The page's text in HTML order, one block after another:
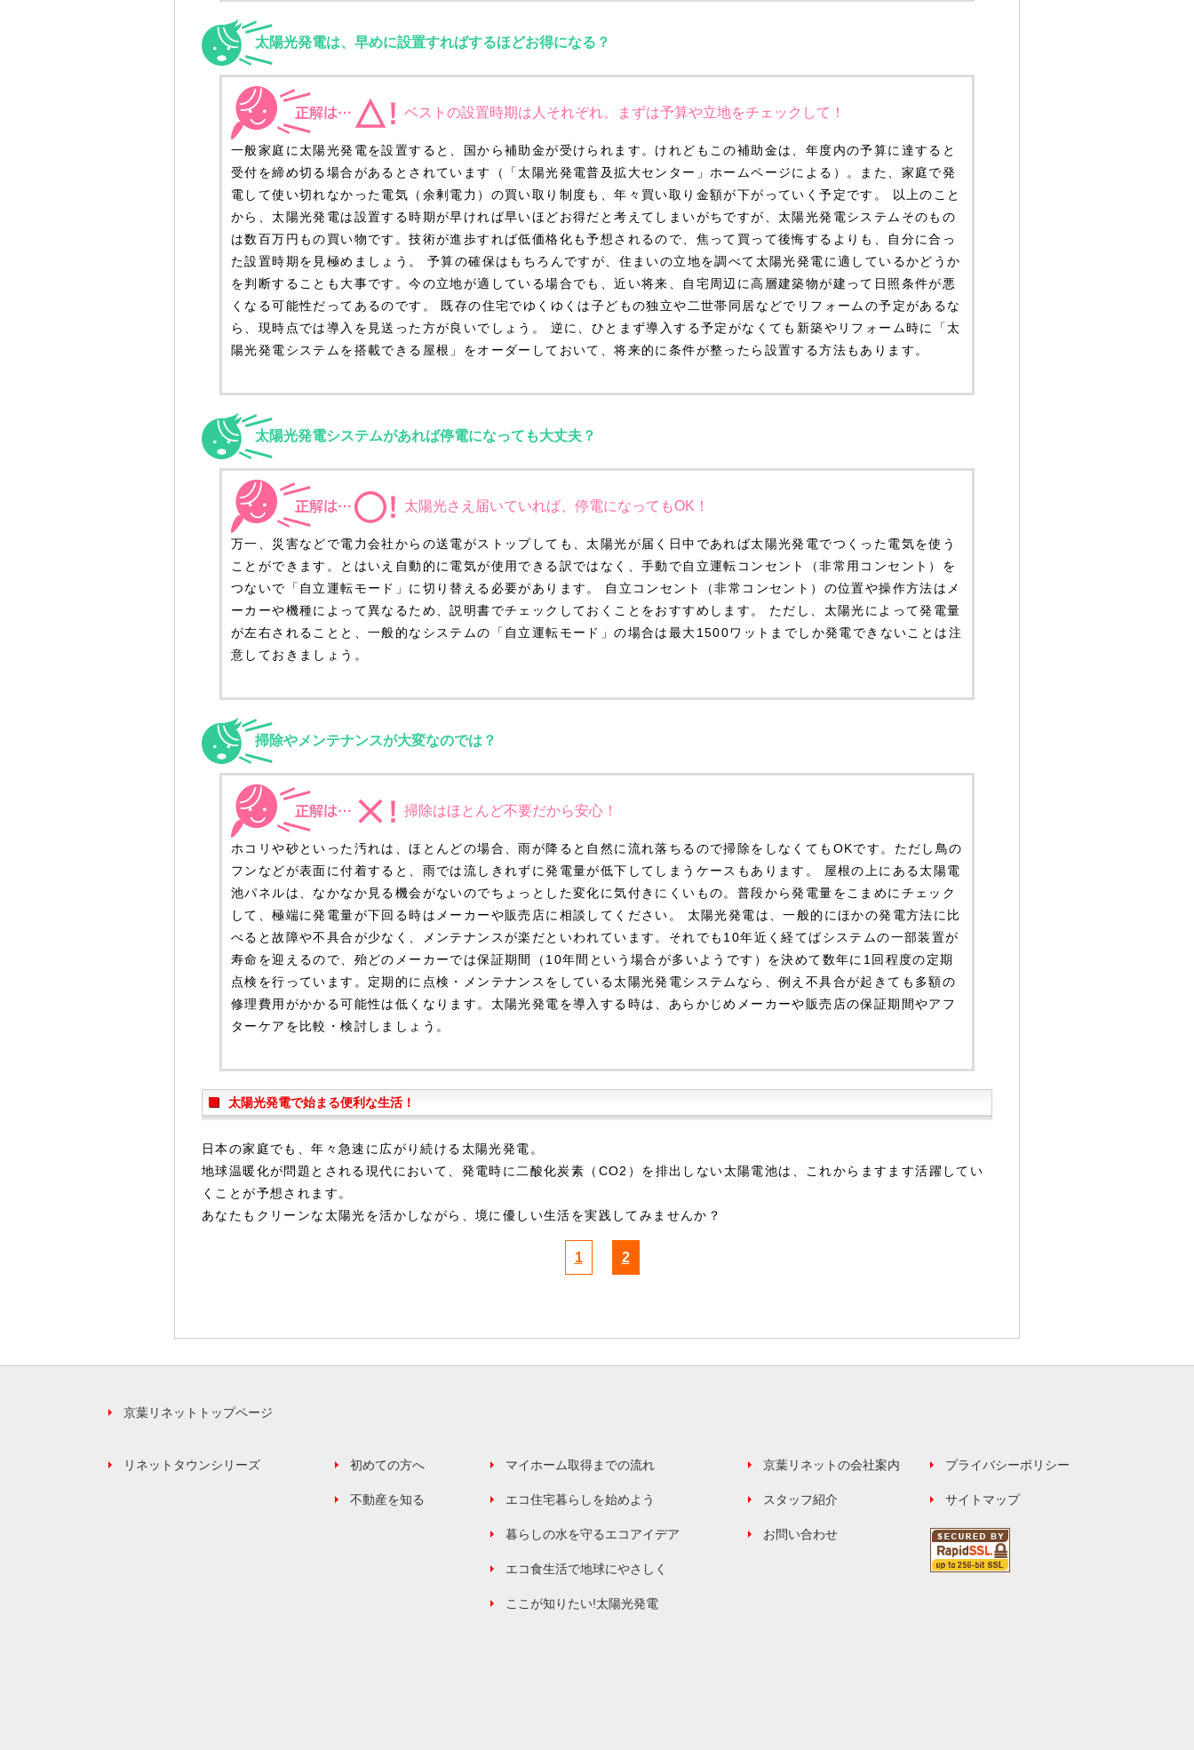
太陽光発電は、早めに設置すればするほどお得になる？
ベストの設置時期は人それぞれ。まずは予算や立地をチェックして！
一般家庭に太陽光発電を設置すると、国から補助金が受けられます。けれどもこの補助金は、年度内の予算に達すると
受付を締め切る場合があるとされています（「太陽光発電普及拡大センター」ホームページによる）。また、家庭で発
電して使い切れなかった電気（余剰電力）の買い取り制度も、年々買い取り金額が下がっていく予定です。 以上のこと
から、太陽光発電は設置する時期が早ければ早いほどお得だと考えてしまいがちですが、太陽光発電システムそのもの
は数百万円もの買い物です。技術が進歩すれば低価格化も予想されるので、焦って買って後悔するよりも、自分に合っ
た設置時期を見極めましょう。 予算の確保はもちろんですが、住まいの立地を調べて太陽光発電に適しているかどうか
を判断することも大事です。今の立地が適している場合でも、近い将来、自宅周辺に高層建築物が建って日照条件が悪
くなる可能性だってあるのです。 既存の住宅でゆくゆくは子どもの独立や二世帯同居などでリフォームの予定があるな
ら、現時点では導入を見送った方が良いでしょう。 逆に、ひとまず導入する予定がなくても新築やリフォーム時に「太
陽光発電システムを搭載できる屋根」をオーダーしておいて、将来的に条件が整ったら設置する方法もあります。
太陽光発電システムがあれば停電になっても大丈夫？
太陽光さえ届いていれば、停電になってもOK！
万一、災害などで電力会社からの送電がストップしても、太陽光が届く日中であれば太陽光発電でつくった電気を使う
ことができます。とはいえ自動的に電気が使用できる訳ではなく、手動で自立運転コンセント（非常用コンセント）を
つないで「自立運転モード」に切り替える必要があります。 自立コンセント（非常コンセント）の位置や操作方法はメ
ーカーや機種によって異なるため、説明書でチェックしておくことをおすすめします。 ただし、太陽光によって発電量
が左右されることと、一般的なシステムの「自立運転モード」の場合は最大1500ワットまでしか発電できないことは注
意しておきましょう。
掃除やメンテナンスが大変なのでは？
掃除はほとんど不要だから安心！
ホコリや砂といった汚れは、ほとんどの場合、雨が降ると自然に流れ落ちるので掃除をしなくてもOKです。ただし鳥の
フンなどが表面に付着すると、雨では流しきれずに発電量が低下してしまうケースもあります。 屋根の上にある太陽電
池パネルは、なかなか見る機会がないのでちょっとした変化に気付きにくいもの。普段から発電量をこまめにチェック
して、極端に発電量が下回る時はメーカーや販売店に相談してください。 太陽光発電は、一般的にほかの発電方法に比
べると故障や不具合が少なく、メンテナンスが楽だといわれています。それでも10年近く経てばシステムの一部装置が
寿命を迎えるので、殆どのメーカーでは保証期間（10年間という場合が多いようです）を決めて数年に1回程度の定期
点検を行っています。定期的に点検・メンテナンスをしている太陽光発電システムなら、例え不具合が起きても多額の
修理費用がかかる可能性は低くなります。太陽光発電を導入する時は、あらかじめメーカーや販売店の保証期間やアフ
ターケアを比較・検討しましょう。
太陽光発電で始まる便利な生活！
日本の家庭でも、年々急速に広がり続ける太陽光発電。
地球温暖化が問題とされる現代において、発電時に二酸化炭素（CO2）を排出しない太陽電池は、これからますます活躍してい
くことが予想されます。
あなたもクリーンな太陽光を活かしながら、境に優しい生活を実践してみませんか？
1 2
京葉リネットトップページ
リネットタウンシリーズ 初めての方へ
不動産を知る
マイホーム取得までの流れ
エコ住宅暮らしを始めよう
暮らしの水を守るエコアイデア
エコ食生活で地球にやさしく
ここが知りたい!太陽光発電
京葉リネットの会社案内
スタッフ紹介
お問い合わせ
プライバシーポリシー
サイトマップ